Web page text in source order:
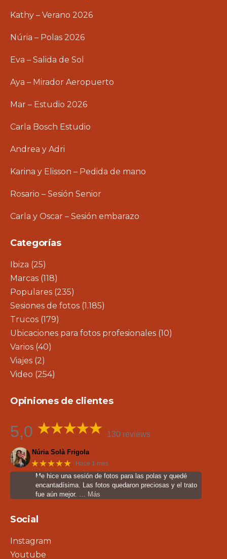
Kathy – Verano 2026
Núria – Polas 2026
Eva – Salida de Sol
Aya – Mirador Aeropuerto
Mar – Estudio 2026
Carla Bosch Estudio
Andrea y Adri
Karina y Elisson – Pedida de mano
Rosario – Sesión Senior
Carla y Oscar – Sesión embarazo
Categorías
Ibiza (25)
Marcas (118)
Populares (235)
Sesiones de fotos (1.185)
Trucos (179)
Ubicaciones para fotos profesionales (10)
Varios (40)
Viajes (2)
Video (254)
Opiniones de clientes
5,0 130 reviews
Núria Solà Frigola
★★★★★ Hace 1 mes
Me hice una sesión de fotos para las polas y quedé
encantadísima. Las fotos quedaron preciosas y el trato
fue aún mejor.
… Más
Social
Instagram
Youtube